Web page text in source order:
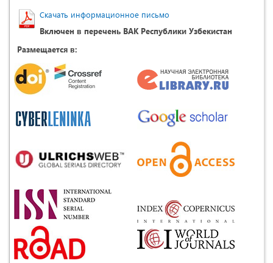
Скачать информационное письмо
Включен в перечень ВАК Республики Узбекистан
Размещается в: